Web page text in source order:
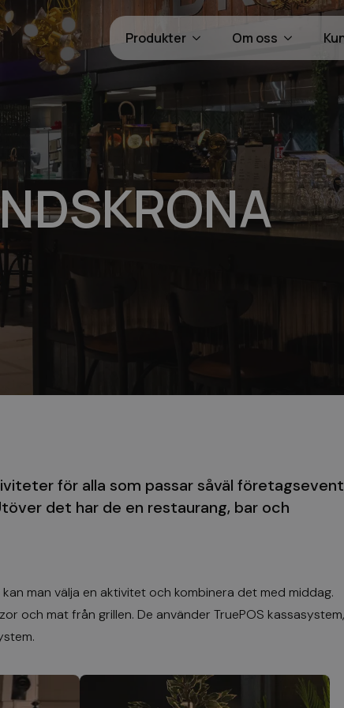
Produkter Om oss
för alla som passar såväl
det har de en restaurang, bar och
man välja en aktivitet och kombinera det med middag.
och mat från grillen. De använder TruePOS kassasystem,
.